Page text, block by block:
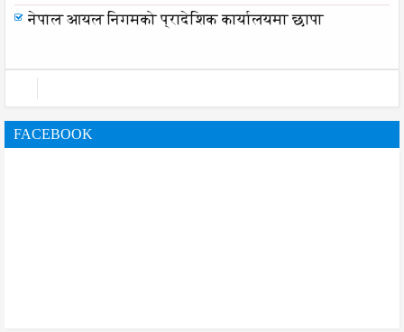
नेपाल आयल निगमको प्रादेशिक कार्यालयमा छापा
FACEBOOK